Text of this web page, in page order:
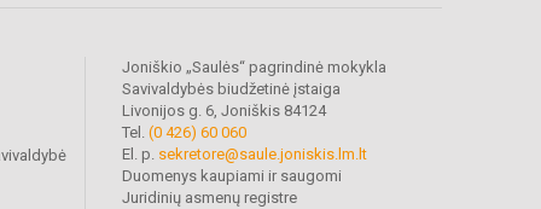
Joniškio „Saulės“ pagrindinė mokykla
Savivaldybės biudžetinė įstaiga
Livonijos g. 6, Joniškis 84124
Tel. (0 426) 60 060
El. p. sekretore@saule.joniskis.lm.lt
Duomenys kaupiami ir saugomi
Juridinių asmenų registre